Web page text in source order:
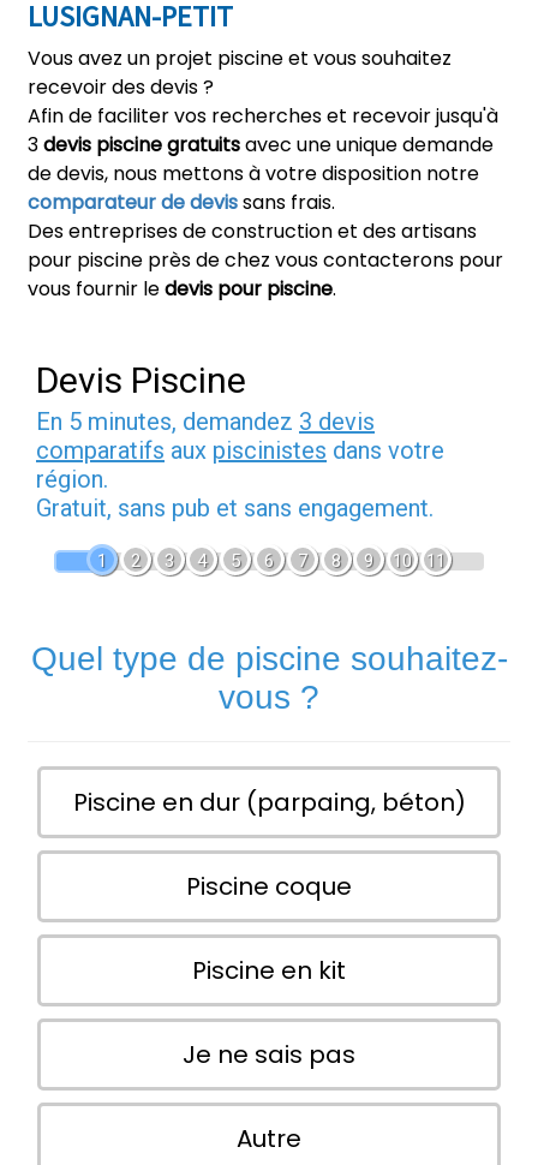
LUSIGNAN-PETIT
Vous avez un projet piscine et vous souhaitez
recevoir des devis ?
Afin de faciliter vos recherches et recevoir jusqu'à
3devis piscine gratuitsavec une unique demande
de devis, nous mettons à votre disposition notre
comparateur de devissans frais.
Des entreprises de construction et des artisans
pour piscine près de chez vous contacterons pour
vous fournir ledevis pour piscine.
Devis Piscine
En 5 minutes, demandez 3 devis
comparatifs aux piscinistes dans votre
région.
Gratuit, sans pub et sans engagement.
1 2 3 4 5 6 7 8 9 10 11
Quel type de piscine souhaitez-
vous ?
Piscine en dur (parpaing, béton)
Piscine coque
Piscine en kit
Je ne sais pas
Autre